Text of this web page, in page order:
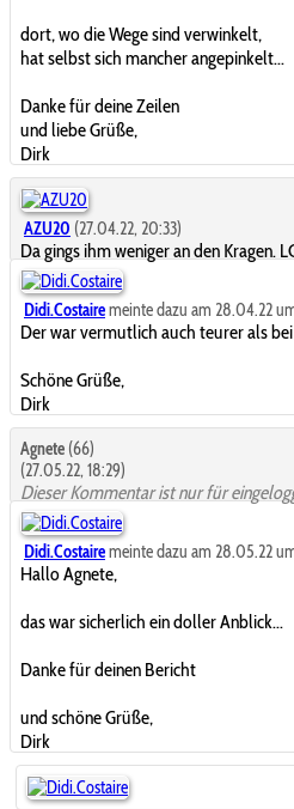
dort, wo die Wege sind verwinkelt,
hat selbst sich mancher angepinkelt...
Danke für deine Zeilen
und liebe Grüße,
Dirk
AZU20 (27.04.22, 20:33)
Da gings ihm weniger an den Kragen.
Didi.Costairemeinte dazu am 28.04.22
Der war vermutlich auch teurer als
Schöne Grüße,
Dirk
Agnete (66)
(27.05.22, 18:29)
Dieser Kommentar ist nur für
Didi.Costairemeinte dazu am 28.05.22
Hallo Agnete,
das war sicherlich ein doller Anblick...
Danke für deinen Bericht
und schöne Grüße,
Dirk